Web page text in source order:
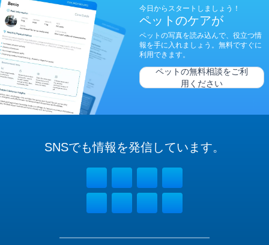
今日からスタートしましょう！
ペットのケアが
ペットの写真を読み込んで、役立つ情
報を手に入れましょう。無料ですぐに
利用できます。
ペットの無料相談をご利
用ください
SNSでも情報を発信しています。